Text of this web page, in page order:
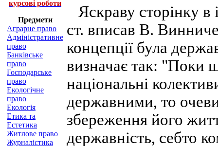
курсові роботи
Предмети
Аграрне право
Адміністративне
право
Банківське
право
Господарське
право
Екологічне
право
Екологія
Етика та
Естетика
Житлове право
Журналістика
Яскраву сторінку в
ст. вписав В.
концепції була
визначає так: "Поки
національні
державними, то
збереження його
державність, себто